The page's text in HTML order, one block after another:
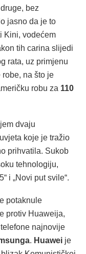
bez
jasno da je to
Kini, vodećem
tih carina slijedi
rata, uz primjenu
robe, na što je
robu za 110
dvaju
koje je tražio
prihvatila. Sukob
tehnologiju,
i „Novi put svile“.
potaknule
protiv Huaweija,
najnovije
. Huawei je